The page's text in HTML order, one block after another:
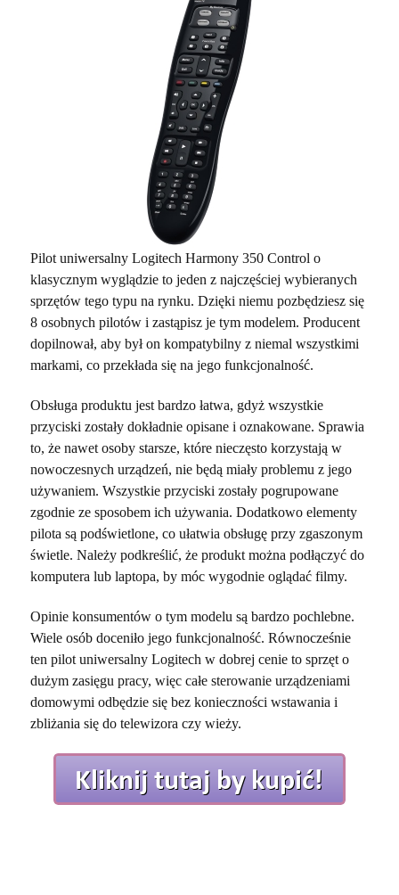
Pilot uniwersalny Logitech Harmony 350 Control o
klasycznym wyglądzie to jeden z najczęściej wybieranych
sprzętów tego typu na rynku. Dzięki niemu pozbędziesz się
8 osobnych pilotów i zastąpisz je tym modelem. Producent
dopilnował, aby był on kompatybilny z niemal wszystkimi
markami, co przekłada się na jego funkcjonalność.
Obsługa produktu jest bardzo łatwa, gdyż wszystkie
przyciski zostały dokładnie opisane i oznakowane. Sprawia
to, że nawet osoby starsze, które nieczęsto korzystają w
nowoczesnych urządzeń, nie będą miały problemu z jego
używaniem. Wszystkie przyciski zostały pogrupowane
zgodnie ze sposobem ich używania. Dodatkowo elementy
pilota są podświetlone, co ułatwia obsługę przy zgaszonym
świetle. Należy podkreślić, że produkt można podłączyć do
komputera lub laptopa, by móc wygodnie oglądać filmy.
Opinie konsumentów o tym modelu są bardzo pochlebne.
Wiele osób doceniło jego funkcjonalność. Równocześnie
ten pilot uniwersalny Logitech w dobrej cenie to sprzęt o
dużym zasięgu pracy, więc całe sterowanie urządzeniami
domowymi odbędzie się bez konieczności wstawania i
zbliżania się do telewizora czy wieży.